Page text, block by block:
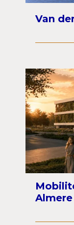
Van
Almere